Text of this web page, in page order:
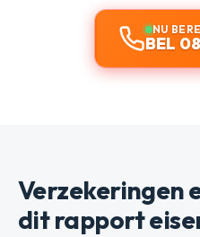
NU
BEL
Verzekeringen
dit rapport